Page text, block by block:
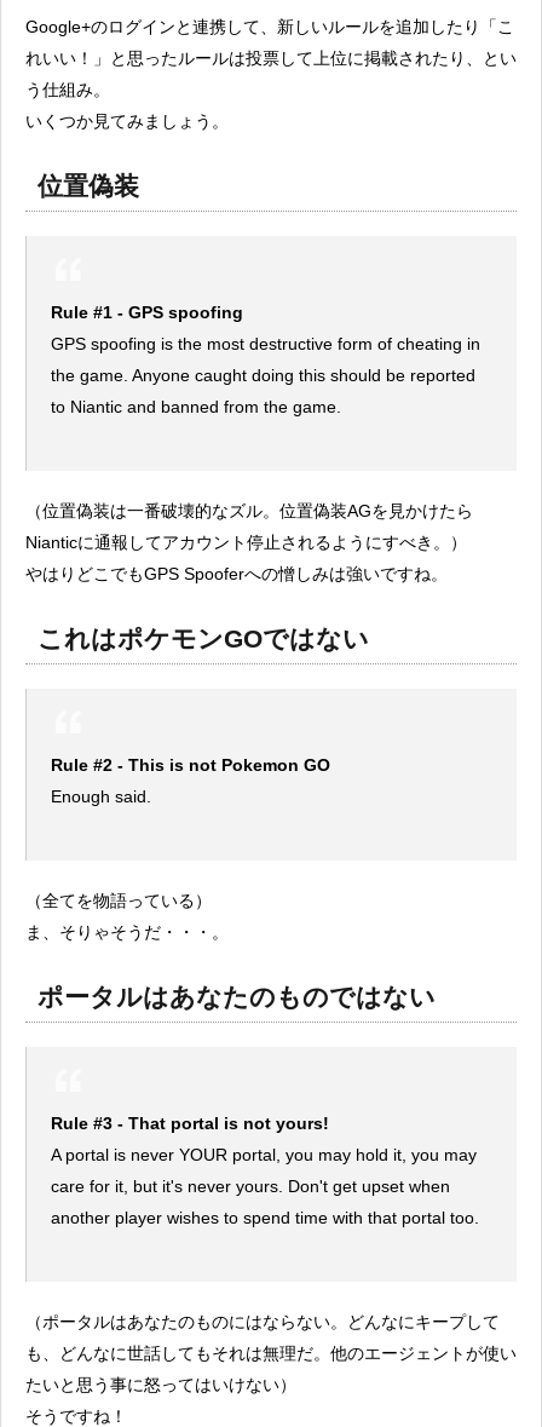
Google+のログインと連携して、新しいルールを追加したり「こ
れいい！」と思ったルールは投票して上位に掲載されたり、とい
う仕組み。
いくつか見てみましょう。
位置偽装
Rule #1 - GPS spoofing
GPS spoofing is the most destructive form of cheating in
the game. Anyone caught doing this should be reported
to Niantic and banned from the game.
（位置偽装は一番破壊的なズル。位置偽装AGを見かけたら
Nianticに通報してアカウント停止されるようにすべき。）
やはりどこでもGPS Spooferへの憎しみは強いですね。
これはポケモンGOではない
Rule #2 - This is not Pokemon GO
Enough said.
（全てを物語っている）
ま、そりゃそうだ・・・。
ポータルはあなたのものではない
Rule #3 - That portal is not yours!
A portal is never YOUR portal, you may hold it, you may
care for it, but it's never yours. Don't get upset when
another player wishes to spend time with that portal too.
（ポータルはあなたのものにはならない。どんなにキープして
も、どんなに世話してもそれは無理だ。他のエージェントが使い
たいと思う事に怒ってはいけない）
そうですね！